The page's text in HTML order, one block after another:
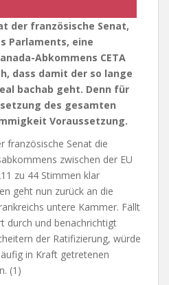
der französische Senat,
Parlaments, eine
Abkommens CETA
dass damit der so lange
bachab geht. Denn für
des gesamten
Voraussetzung.
französische Senat die
zwischen der EU
zu 44 Stimmen klar
geht nun zurück an die
untere Kammer. Fällt
durch und benachrichtigt
der Ratifizierung, würde
in Kraft getretenen
(1)